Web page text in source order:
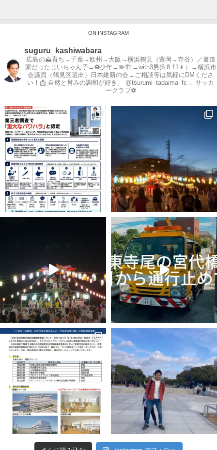
ON INSTAGRAM
suguru_kashiwabara
広島の⛰育ち→千葉→欧州→大阪→横浜鶴見（豊岡→寺谷）／書道
家だったじいちゃん子→⚽️少年→✏️🏗→with3男(6.8.11👦）→横浜市
会議員（鶴見区選出）日本維新の会→ご相談等は気軽にDMくださ
い！📩 自然と営みの調和が好き。
@tsurumi_tadaima_fc ←サッカ
ークラブ⚽️